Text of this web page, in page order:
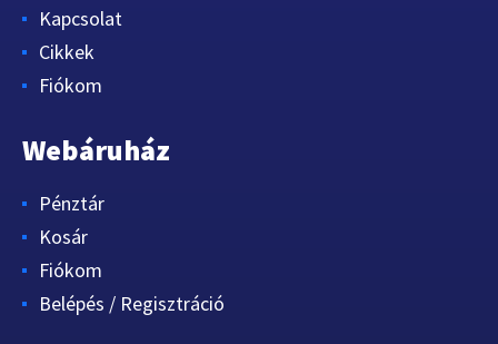
Kapcsolat
Cikkek
Fiókom
Webáruház
Pénztár
Kosár
Fiókom
Belépés / Regisztráció